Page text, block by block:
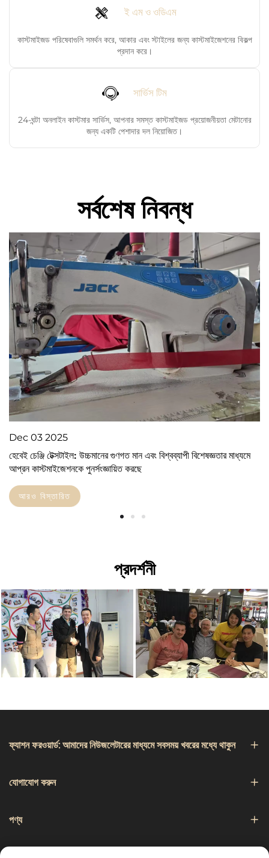
ই এম ও ওডিএম
কাস্টমাইজড পরিষেবাগুলি সমর্থন করে, আকার এবং স্টাইলের জন্য কাস্টমাইজেশনের বিকল্প
প্রদান করে।
সার্ভিস টিম
24-ঘন্টা অনলাইন কাস্টমার সার্ভিস, আপনার সমস্ত কাস্টমাইজড প্রয়োজনীয়তা মেটানোর
জন্য একটি পেশাদার দল নিয়োজিত।
সর্বশেষ নিবন্ধ
Dec 03 2025
হেবেই চেঞ্জি টেক্সটাইল: উচ্চমানের গুণগত মান এবং বিশ্বব্যাপী বিশেষজ্ঞতার মাধ্যমে
আপ্রন কাস্টমাইজেশনকে পুনর্সংজ্ঞায়িত করছে
আরও বিস্তারিত
প্রদর্শনী
ফ্যাশন ফরওয়ার্ড: আমাদের নিউজলেটারের মাধ্যমে সবসময় খবরের মধ্যে থাকুন
যোগাযোগ করুন
পণ্য